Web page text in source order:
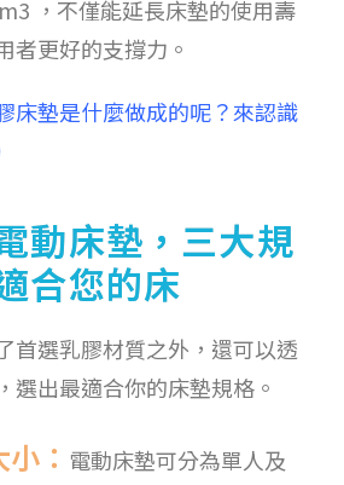
，不僅能延長床墊的使用壽
者更好的支撐力。
床墊是什麼做成的呢？來認識
動床墊，三大規
合您的床
首選乳膠材質之外，還可以透
選出最適合你的床墊規格。
小 ： 電動床墊可分為單人及